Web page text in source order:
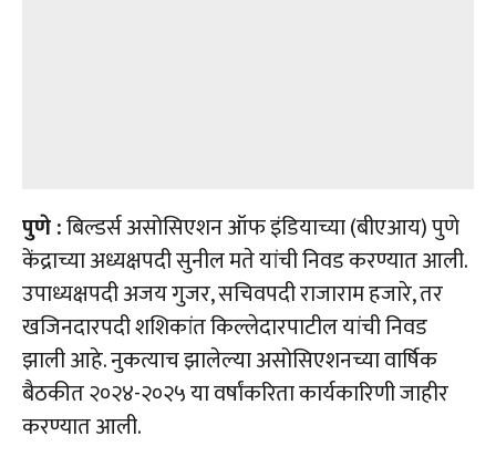
पुणे :बिल्डर्स असोसिएशन ऑफ इंडियाच्या (बीएआय) पुणे
केंद्राच्या अध्यक्षपदी सुनील मते यांची निवड करण्यात आली.
उपाध्यक्षपदी अजय गुजर, सचिवपदी राजाराम हजारे, तर
खजिनदारपदी शशिकांत किल्लेदारपाटील यांची निवड
झाली आहे. नुकत्याच झालेल्या असोसिएशनच्या वार्षिक
बैठकीत २०२४-२०२५ या वर्षांकरिता कार्यकारिणी जाहीर
करण्यात आली.